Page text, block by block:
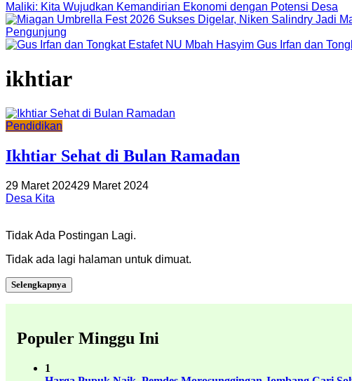
Maliki: Kita Wujudkan Kemandirian Ekonomi dengan Potensi Desa
Pengunjung
Gus Irfan dan
ikhtiar
Pendidikan
Ikhtiar Sehat di Bulan Ramadan
29 Maret 202429 Maret 2024
Desa Kita
Tidak Ada Postingan Lagi.
Tidak ada lagi halaman untuk dimuat.
Selengkapnya
Populer Minggu Ini
1